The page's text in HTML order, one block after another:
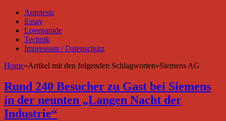
Autotests
Essay
Loveparade
Technik
Impressum / Datenschutz
Home»Artikel mit den folgenden Schlagworten»Siemens AG
Rund 240 Besucher zu Gast bei Siemens
in der neunten „Langen Nacht der
Industrie“